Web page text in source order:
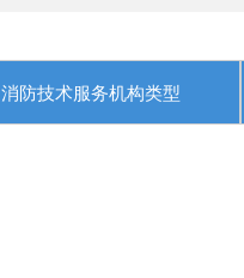
消防技术服务机构类型